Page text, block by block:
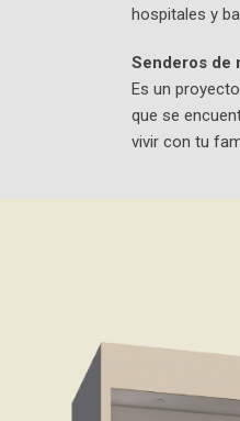
hospitales y
Senderos de
Es un
que se
vivir con tu